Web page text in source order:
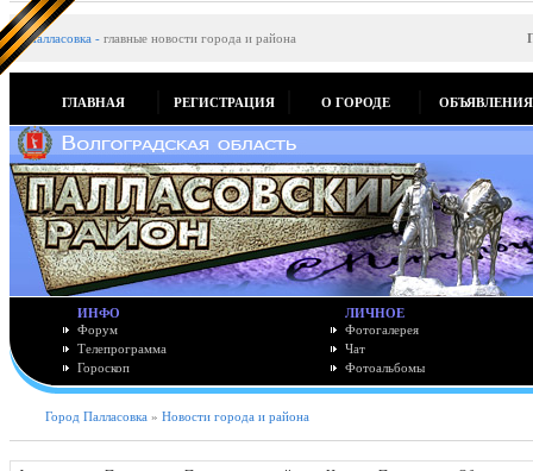
Палласовка - главные новости города и района
ГЛАВНАЯ РЕГИСТРАЦИЯ О ГОРОДЕ ОБЪЯВЛЕНИЯ
ИНФО
Форум
Телепрограмма
Гороскоп
ЛИЧНОЕ
Фотогалерея
Чат
Фотоальбомы
Город Палласовка » Новости города и района